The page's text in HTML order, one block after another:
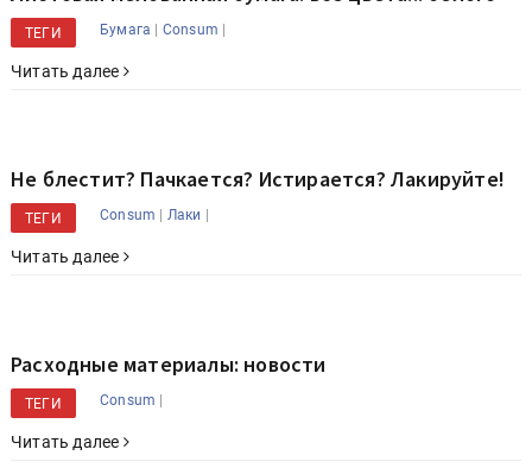
ТЕГИ Бумага | Consum |
Читать далее
Не блестит? Пачкается? Истирается? Лакируйте!
ТЕГИ Consum | Лаки |
Читать далее
Расходные материалы: новости
ТЕГИ Consum |
Читать далее